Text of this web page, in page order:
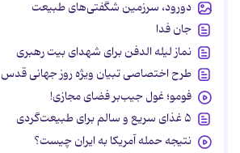
دورود، سرزمین شگفتی‌های طبیعت
جان فدا
نماز لیله الدفن برای شهدای بیت رهبری
طرح اختصاصی تبیان ویژه روز جهانی قدس
فومو؛ غول جیب‌بر فضای مجازی!
۵ غذای سریع و سالم برای طبیعت‌گردی
نتیجه حمله آمریکا به ایران چیست؟